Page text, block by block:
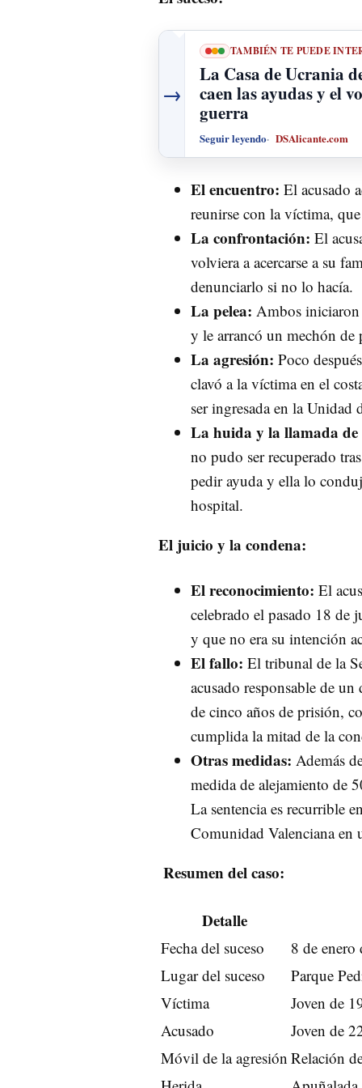
→
TAMBIÉN TE PUEDE
La Casa de Ucrania
caen las ayudas y el
guerra
Seguir leyendo DSAlicante.com
El encuentro: El acusado
reunirse con la víctima,
La confrontación: El
volviera a acercarse a su
denunciarlo si no lo hacía.
La pelea: Ambos iniciaron
y le arrancó un mechón de
La agresión: Poco
clavó a la víctima en el
ser ingresada en la
La huida y la llamada
no pudo ser recuperado
pedir ayuda y ella lo
hospital.
El juicio y la condena:
El reconocimiento: El
celebrado el pasado 18 de
y que no era su intención
El fallo: El tribunal de la
acusado responsable de
de cinco años de prisión,
cumplida la mitad de la
Otras medidas: Además
medida de alejamiento de
La sentencia es recurrible
Comunidad Valenciana en
Resumen del caso:
Detalle
Fecha del suceso
8 de enero
Lugar del suceso
Parque
Víctima
Joven de
Acusado
Joven de
Móvil de la agresión Relación